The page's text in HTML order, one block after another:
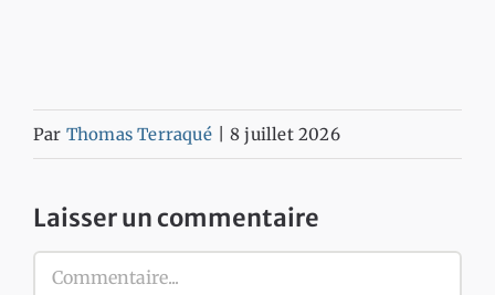
Par Thomas Terraqué 8 juillet 2026
Laisser un commentaire
Commentaire